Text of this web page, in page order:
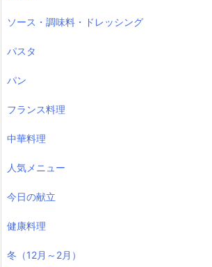
ソース・調味料・ドレッシング
パスタ
パン
フランス料理
中華料理
人気メニュー
今日の献立
健康料理
冬（12月～2月）